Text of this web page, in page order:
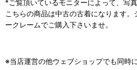
*ご覧頂いているモニターによって、写
こちらの商品は中古の古着になります
ークレームでご購入下さいませ。
※当店運営の他ウェブショップでも同時